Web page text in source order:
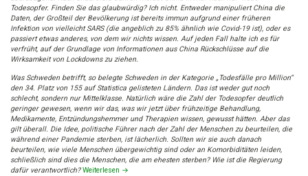
Todesopfer. Finden Sie das glaubwürdig? Ich nicht. Entweder manipuliert China die
Daten, der Großteil der Bevölkerung ist bereits immun aufgrund einer früheren
Infektion von vielleicht SARS (die angeblich zu 85% ähnlich wie Covid-19 ist), oder es
passiert etwas anderes, von dem wir nichts wissen. Auf jeden Fall halte ich es für
verfrüht, auf der Grundlage von Informationen aus China Rückschlüsse auf die
Wirksamkeit von Lockdowns zu ziehen.
Was Schweden betrifft, so belegte Schweden in der Kategorie „Todesfälle pro Million“
den 34. Platz von 155 auf Statistica gelisteten Ländern. Das ist weder gut noch
schlecht, sondern nur Mittelklasse. Natürlich wäre die Zahl der Todesopfer deutlich
geringer gewesen, wenn wir das, was wir jetzt über frühzeitige Behandlung,
Medikamente, Entzündungshemmer und Therapien wissen, gewusst hätten. Aber das
gilt überall. Die Idee, politische Führer nach der Zahl der Menschen zu beurteilen, die
während einer Pandemie sterben, ist lächerlich. Sollten wir sie auch danach
beurteilen, wie viele Menschen übergewichtig sind oder an Komorbiditäten leiden,
schließlich sind dies die Menschen, die am ehesten sterben? Wie ist die Regierung
dafür verantwortlich? Weiterlesen →